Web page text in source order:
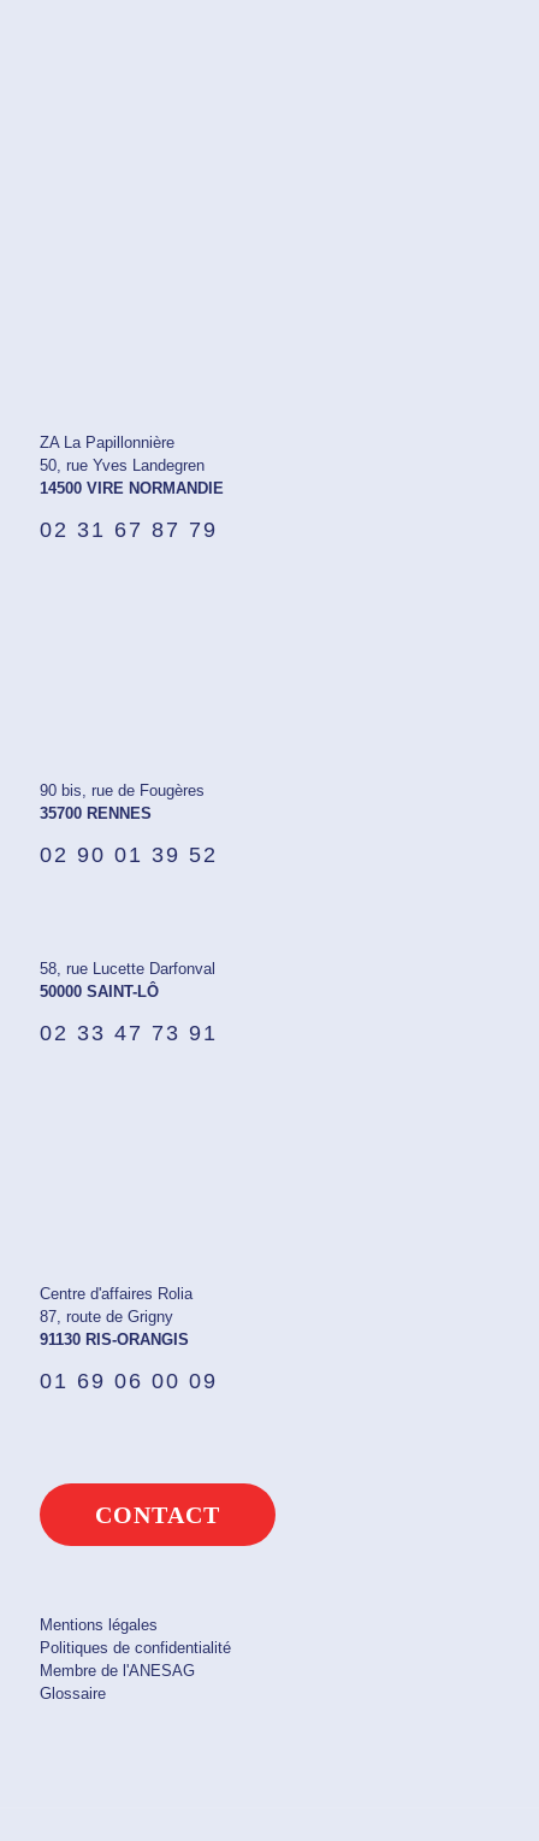
ZA La Papillonnière
50, rue Yves Landegren
14500 VIRE NORMANDIE
02 31 67 87 79
90 bis, rue de Fougères
35700 RENNES
02 90 01 39 52
58, rue Lucette Darfonval
50000 SAINT-LÔ
02 33 47 73 91
Centre d'affaires Rolia
87, route de Grigny
91130 RIS-ORANGIS
01 69 06 00 09
CONTACT
Mentions légales
Politiques de confidentialité
Membre de l'ANESAG
Glossaire